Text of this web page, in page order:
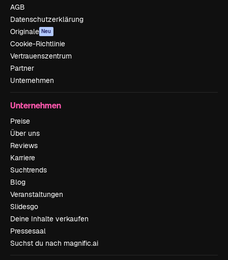
AGB
Datenschutzerklärung
Originale Neu
Cookie-Richtlinie
Vertrauenszentrum
Partner
Unternehmen
Unternehmen
Preise
Über uns
Reviews
Karriere
Suchtrends
Blog
Veranstaltungen
Slidesgo
Deine Inhalte verkaufen
Pressesaal
Suchst du nach magnific.ai